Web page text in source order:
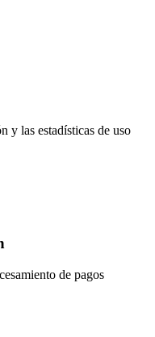
y las estadísticas de uso
de pagos